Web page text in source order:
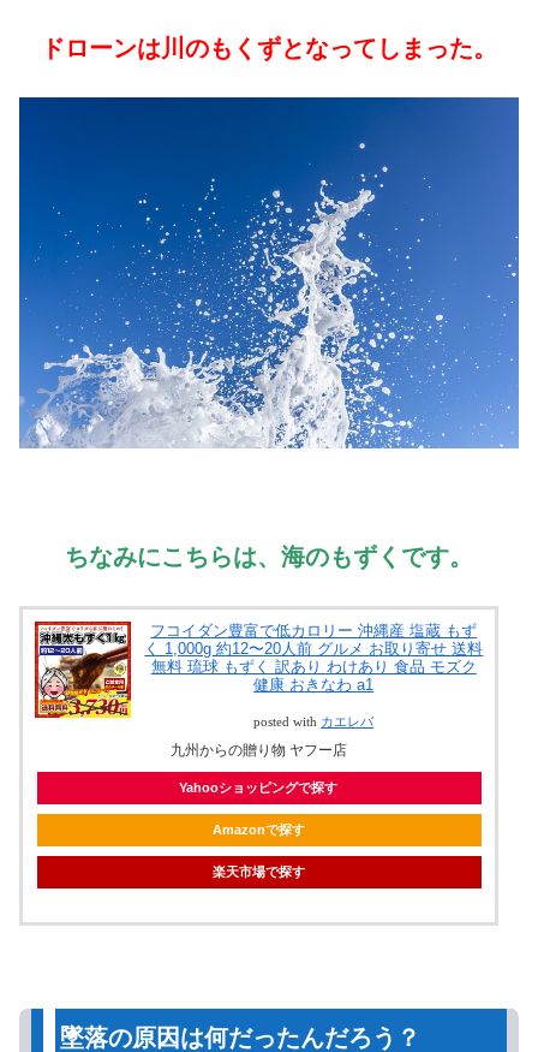
ドローンは川のもくずとなってしまった。
ちなみにこちらは、海のもずくです。
フコイダン豊富で低カロリー 沖縄産 塩蔵 もず
く 1,000g 約12〜20人前 グルメ お取り寄せ 送料
無料 琉球 もずく 訳あり わけあり 食品 モズク
健康 おきなわ a1
posted with カエレバ
九州からの贈り物 ヤフー店
Yahooショッピングで探す
Amazonで探す
楽天市場で探す
墜落の原因は何だったんだろう？